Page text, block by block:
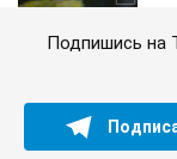
Подпишись на